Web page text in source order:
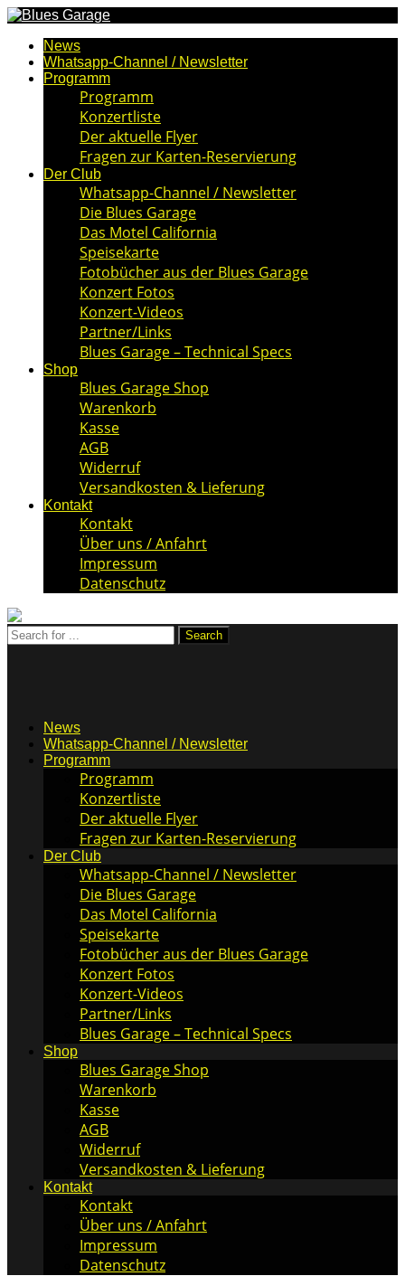
News
Whatsapp-Channel / Newsletter
Programm
Programm
Konzertliste
Der aktuelle Flyer
Fragen zur Karten-Reservierung
Der Club
Whatsapp-Channel / Newsletter
Die Blues Garage
Das Motel California
Speisekarte
Fotobücher aus der Blues Garage
Konzert Fotos
Konzert-Videos
Partner/Links
Blues Garage – Technical Specs
Shop
Blues Garage Shop
Warenkorb
Kasse
AGB
Widerruf
Versandkosten & Lieferung
Kontakt
Kontakt
Über uns / Anfahrt
Impressum
Datenschutz
News
Whatsapp-Channel / Newsletter
Programm
Programm
Konzertliste
Der aktuelle Flyer
Fragen zur Karten-Reservierung
Der Club
Whatsapp-Channel / Newsletter
Die Blues Garage
Das Motel California
Speisekarte
Fotobücher aus der Blues Garage
Konzert Fotos
Konzert-Videos
Partner/Links
Blues Garage – Technical Specs
Shop
Blues Garage Shop
Warenkorb
Kasse
AGB
Widerruf
Versandkosten & Lieferung
Kontakt
Kontakt
Über uns / Anfahrt
Impressum
Datenschutz